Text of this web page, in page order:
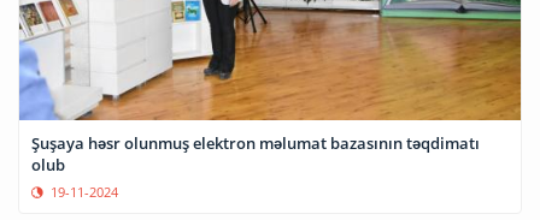
Şuşaya həsr olunmuş elektron məlumat bazasının təqdimatı
olub
19-11-2024